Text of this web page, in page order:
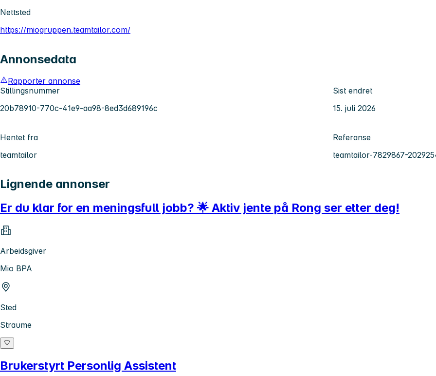
Nettsted
https://miogruppen.teamtailor.com/
Annonsedata
Rapporter annonse
Stillingsnummer
20b78910-770c-41e9-aa98-8ed3d689196c
Sist endret
15. juli 2026
Hentet fra
teamtailor
Referanse
teamtailor-7829867-
Lignende annonser
Er du klar for en meningsfull jobb? 🌟 Aktiv jente på Rong ser etter deg!
Arbeidsgiver
Mio BPA
Sted
Straume
Brukerstyrt Personlig Assistent